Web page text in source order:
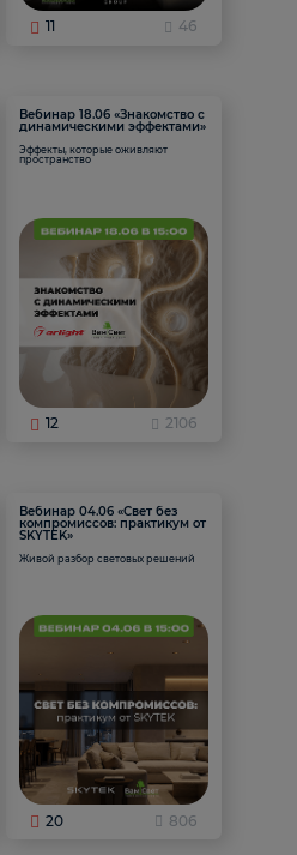
11 46
Вебинар 18.06 «Знакомство с
динамическими эффектами»
Эффекты, которые оживляют
пространство
12 2106
Вебинар 04.06 «Свет без
компромиссов: практикум от
SKYTEK»
Живой разбор световых решений
20 806